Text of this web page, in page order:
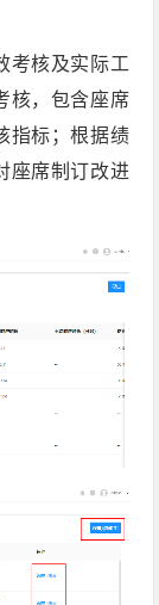
考核及实际工
核，包含座席
指标；根据绩
座席制订改进